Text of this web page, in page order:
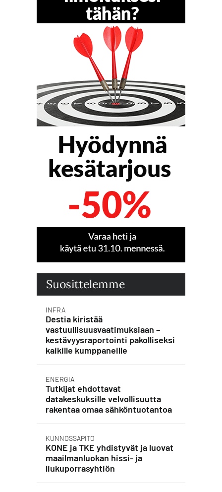
Suosittelemme
INFRA
Destia kiristää
vastuullisuusvaatimuksiaan –
kestävyysraportointi pakolliseksi
kaikille kumppaneille
ENERGIA
Tutkijat ehdottavat
datakeskuksille velvollisuutta
rakentaa omaa sähköntuotantoa
KUNNOSSAPITO
KONE ja TKE yhdistyvät ja luovat
maailmanluokan hissi- ja
liukuporrasyhtiön